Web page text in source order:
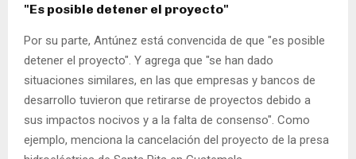
"Es posible detener el proyecto"
Por su parte, Antúnez está convencida de que "es posible
detener el proyecto". Y agrega que "se han dado
situaciones similares, en las que empresas y bancos de
desarrollo tuvieron que retirarse de proyectos debido a
sus impactos nocivos y a la falta de consenso". Como
ejemplo, menciona la cancelación del proyecto de la presa